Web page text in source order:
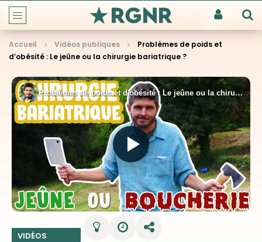
Accueil Vidéos publiques
Problèmes de poids et
d’obésité : Le jeûne ou la chirurgie bariatrique ?
VIDÉOS